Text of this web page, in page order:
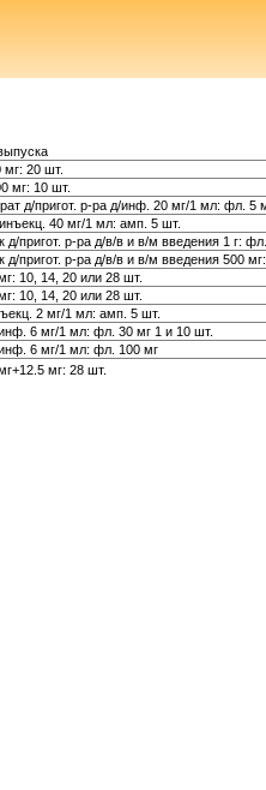
мг: 20 шт.
мг: 10 шт.
д/пригот. р-ра д/инф. 20 мг/1 мл: фл. 5
40 мг/1 мл: амп. 5 шт.
д/пригот. р-ра д/в/в и в/м введения 1 г:
д/пригот. р-ра д/в/в и в/м введения 500
10, 14, 20 или 28 шт.
10, 14, 20 или 28 шт.
2 мг/1 мл: амп. 5 шт.
6 мг/1 мл: фл. 30 мг 1 и 10 шт.
6 мг/1 мл: фл. 100 мг
мг: 28 шт.